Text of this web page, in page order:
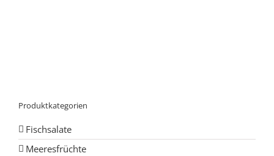
Produktkategorien
Fischsalate
Meeresfrüchte